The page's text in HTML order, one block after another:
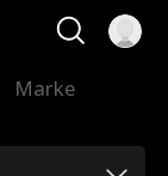
Marke